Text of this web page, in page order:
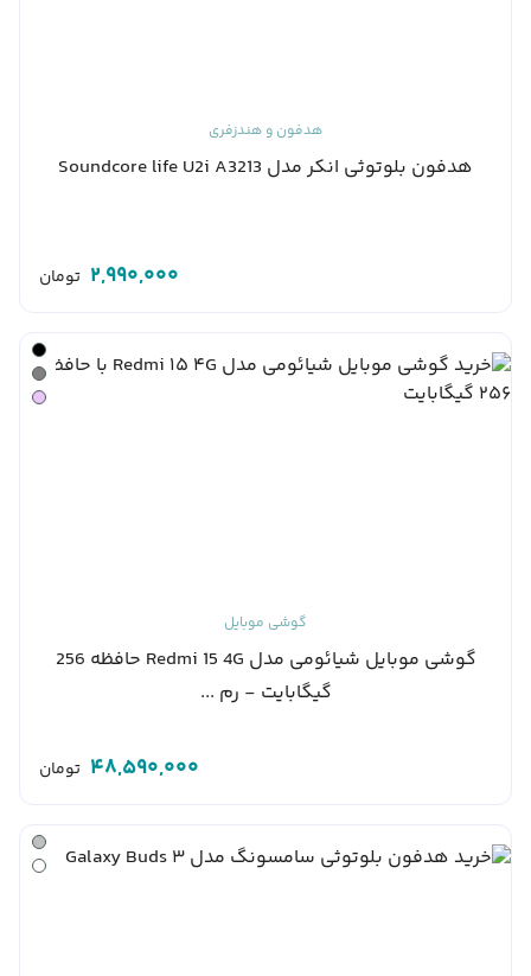
هدفون و هندزفری
هدفون بلوتوثی انکر مدل Soundcore life U2i A3213
2,990,000 تومان
گوشی موبایل
گوشی موبایل شیائومی مدل Redmi 15 4G حافظه 256
گیگابایت - رم ...
48,590,000 تومان